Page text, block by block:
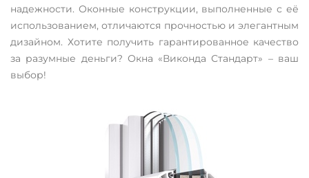
надежности. Оконные конструкции, выполненные с её
использованием, отличаются прочностью и элегантным
дизайном. Хотите получить гарантированное качество
за разумные деньги? Окна «Виконда Стандарт» – ваш
выбор!